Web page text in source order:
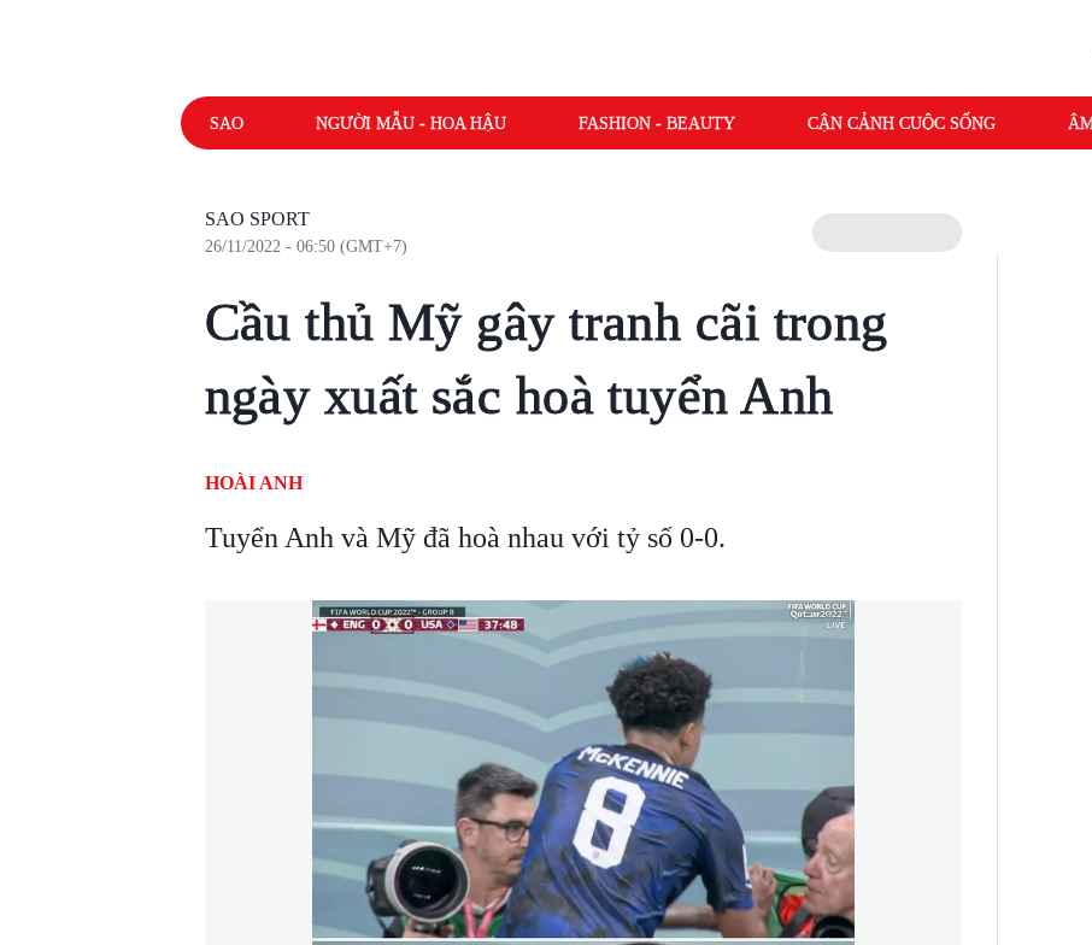
SAO NGƯỜI MẪU - HOA HẬU FASHION - BEAUTY CẬN CẢNH CUỘC SỐNG
SAO SPORT
26/11/2022 - 06:50 (GMT+7)
Cầu thủ Mỹ gây tranh cãi trong
ngày xuất sắc hoà tuyển Anh
HOÀI ANH
Tuyển Anh và Mỹ đã hoà nhau với tỷ số 0-0.